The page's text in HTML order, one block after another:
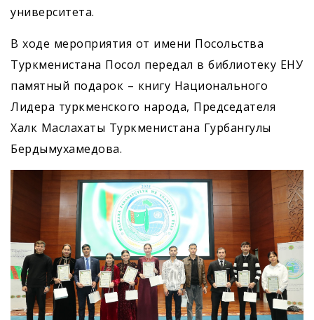
университета.
В ходе мероприятия от имени Посольства
Туркменистана Посол передал в библиотеку ЕНУ
памятный подарок – книгу Национального
Лидера туркменского народа, Председателя
Халк Маслахаты Туркменистана Гурбангулы
Бердымухамедова.